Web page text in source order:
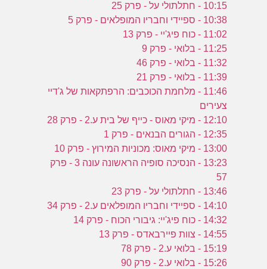
10:15 - חתלתולי על - פרק 25
10:38 - ספיידי וחבריו המופלאים - פרק 5
11:02 - כוח פיג'יי - פרק 13
11:25 - בלואי - פרק 9
11:32 - בלואי - פרק 46
11:39 - בלואי - פרק 21
11:46 - מלחמת הכוכבים: הרפתקאות של ג'דיי
צעירים
12:10 - מיקי מאוס - כייף של בית ע.2 - פרק 28
12:35 - הגורים הבנאים - פרק 1
13:00 - מיקי מאוס: מכוניות המירוץ - פרק 10
13:23 - הנסיכה סופיה הראשונה עונה 3 - פרק
57
13:46 - חתלתולי על - פרק 23
14:10 - ספיידי וחבריו המופלאים ע.2 - פרק 34
14:32 - כוח פיג'יי: גיבורי הכוח - פרק 14
14:55 - צוות פיירבאדס - פרק 13
15:19 - בלואי ע.2 - פרק 78
15:26 - בלואי ע.2 - פרק 90